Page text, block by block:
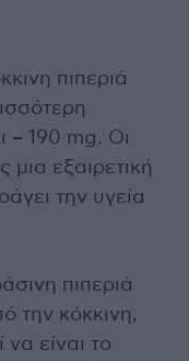
πιπεριά
– 190 mg. Οι
μια εξαιρετική
την υγεία
πιπεριά
την κόκκινη,
είναι το